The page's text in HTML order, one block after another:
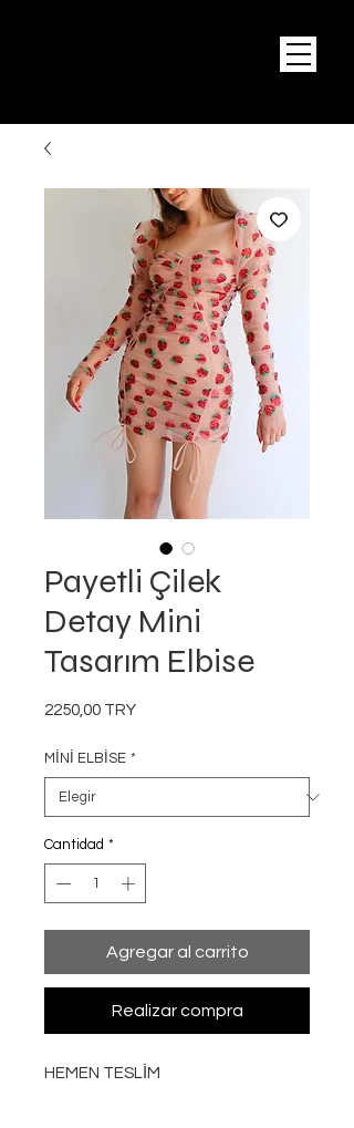
Payetli Çilek
Detay Mini
Tasarım Elbise
2250,00 TRYPrecio
MİNİ ELBİSE *
Cantidad *
Agregar al carrito
Realizar compra
HEMEN TESLİM